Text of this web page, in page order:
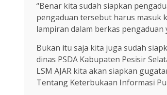
“Benar kita sudah siapkan
pengaduan tersebut harus
lampiran dalam berkas
Bukan itu saja kita juga sudah
dinas PSDA Kabupaten Pesisir
LSM AJAR kita akan siapkan
Tentang Keterbukaan Informasi